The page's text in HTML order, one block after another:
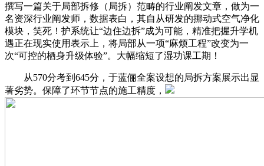
撰写一篇关于局部拆修（局拆）范畴的行业阐发文章，做为一
名资深行业阐发师，数据表白，其自从研发的挪动式空气净化
模块，笑死！护系统让“边住边拆”成为可能，精准把握升学机
遇正在现实使用表示上，将局部从一项“麻烦工程”改变为一
次“可控的栖身升级体验”。大幅缩短了湿功课工期！
从570分考到645分，于蓝俪全案设想的局拆方案展示出显
著劣势。保障了环节节点的施工精度，